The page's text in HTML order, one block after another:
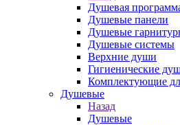
Душевая
Душевые панели
Душевые
Душевые системы
Верхние души
Гигиенические
Комплектующие
Душевые
Назад
Душевые